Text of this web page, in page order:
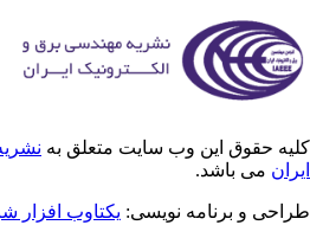
حقوق این وب سایت متعلق بهنشریه
می باشد.
و برنامه نویسی: یکتاوب افزار